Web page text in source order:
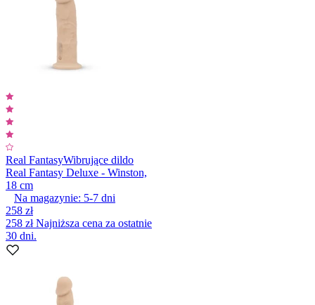
Real FantasyWibrujące dildo
Real Fantasy Deluxe - Winston,
18 cm
Na magazynie: 5-7 dni
258 zł
258 złNajniższa cena za ostatnie
30 dni.